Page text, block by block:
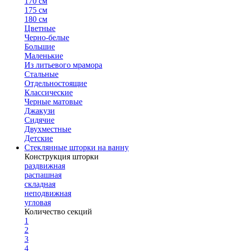
175 см
180 см
Цветные
Черно-белые
Большие
Маленькие
Из литьевого мрамора
Стальные
Отдельностоящие
Классические
Черные матовые
Джакузи
Сидячие
Двухместные
Детские
Стеклянные шторки на ванну
Конструкция шторки
раздвижная
распашная
складная
неподвижная
угловая
Количество секций
1
2
3
4